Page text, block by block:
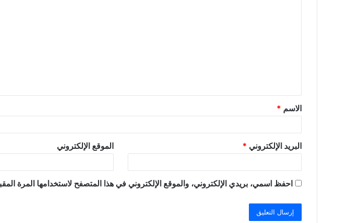
ق
*
الاسم *
البريد الإلكتروني * الموقع الإلكتروني
احفظ اسمي، بريدي الإلكتروني، والموقع الإلكتروني في هذا المتصفح لاستخدامها المرة